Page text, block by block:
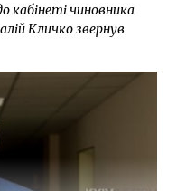
кабінеті чиновника
Кличко звернув